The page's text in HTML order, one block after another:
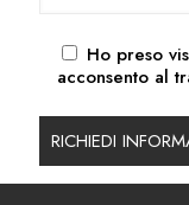
Ho preso
acconsento al